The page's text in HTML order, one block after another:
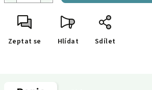
Zeptat se Hlídat Sdílet